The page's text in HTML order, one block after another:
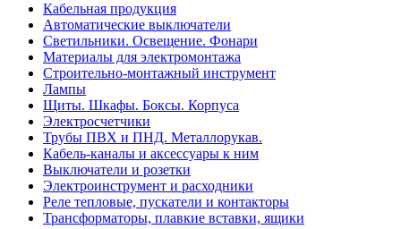
Кабельная продукция
Автоматические выключатели
Светильники. Освещение. Фонари
Материалы для электромонтажа
Строительно-монтажный инструмент
Лампы
Щиты. Шкафы. Боксы. Корпуса
Электросчетчики
Трубы ПВХ и ПНД. Металлорукав.
Кабель-каналы и аксессуары к ним
Выключатели и розетки
Электроинструмент и расходники
Реле тепловые, пускатели и контакторы
Трансформаторы, плавкие вставки, ящики